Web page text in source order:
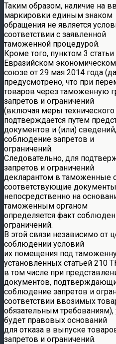
Таким образом, наличие на
маркировки единым знаком
обращения не является
соответствии с заявленной
таможенной процедурой.
Кроме того, пунктом 3
Евразийском экономическом
союзе от 29 мая 2014 года
предусмотрено, что при
товаров через таможенную
запретов и ограничений
(включая меры технического
подтверждается путем
документов и (или)
соблюдение запретов и
ограничений.
Следовательно, для
запретов и ограничений
декларантом в таможенные
соответствующие
непосредственно на
таможенным органом
определяется факт
ограничений.
В этой связи независимо от
соблюдении условий
их помещения под
установленных статьей 210
в том числе при
документов,
соблюдение запретов и
соответствии ввозимых
обязательным
будет правовых оснований
для отказа в выпуске
запретов и ограничений.